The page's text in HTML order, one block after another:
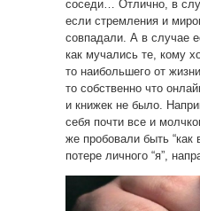
соседи… Отлично, в
если стремления и
совпадали. А в случае
как мучались те, кому
то наибольшего от
то собственно что
и книжек не было.
себя почти все и
же пробовали быть “как
потере личного “я”,